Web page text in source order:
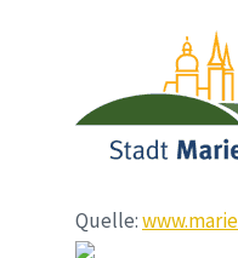
Quelle: